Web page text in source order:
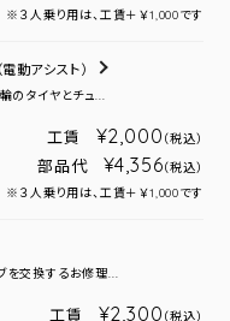
※３人乗り用は、工賃＋￥1,000です
（電動アシスト）
のタイヤとチュ...
工賃 ¥2,000 （税込）
部品代 ¥4,356（税込）
※３人乗り用は、工賃＋￥1,000です
を交換するお修理...
工賃 ¥2,300 （税込）